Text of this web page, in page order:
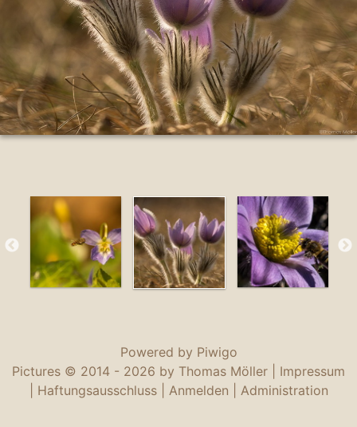
Powered by Piwigo
Pictures © 2014 - 2026 by Thomas Möller | Impressum
Haftungsausschluss| Anmelden Administration